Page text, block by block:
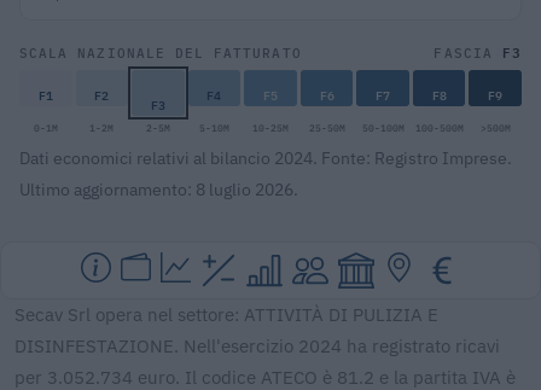
SCALA NAZIONALE DEL FATTURATO FASCIA F3
F1 F2 F3 F4 F5 F6 F7 F8 F9
0-1M 1-2M 2-5M 5-10M 10-25M 25-50M 50-100M 100-500M >500M
Dati economici relativi al bilancio 2024. Fonte: Registro Imprese.
Ultimo aggiornamento: 8 luglio 2026.
Secav Srl opera nel settore: ATTIVITÀ DI PULIZIA E
DISINFESTAZIONE. Nell'esercizio 2024 ha registrato ricavi
per 3.052.734 euro. Il codice ATECO è 81.2 e la partita IVA è